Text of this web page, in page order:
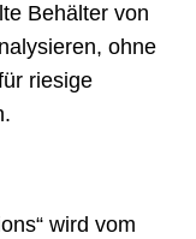
Behälter von
ohne
riesige
wird vom